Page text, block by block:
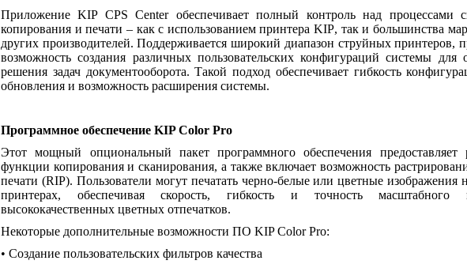
ПриложениеKIP CPS Centerобеспечивает полный контроль над процессами
копирования и печати – как с использованием принтераKIP, так и большинства
других производителей. Поддерживается широкий диапазон струйных принтеров,
возможность создания различных пользовательских конфигураций системы для
решения задач документооборота. Такой подход обеспечивает гибкость
обновления и возможность расширения системы.
Программное обеспечение KIP Color Pro
Этот мощный опциональный пакет программного обеспечения предоставляет
функции копирования и сканирования, а также включает возможность
печати (RIP). Пользователи могут печатать черно-белые или цветные изображения
принтерах, обеспечивая скорость, гибкость и точность масштабного
высококачественных цветных отпечатков.
Некоторые дополнительные возможности ПО KIP Color Pro:
• Создание пользовательских фильтров качества